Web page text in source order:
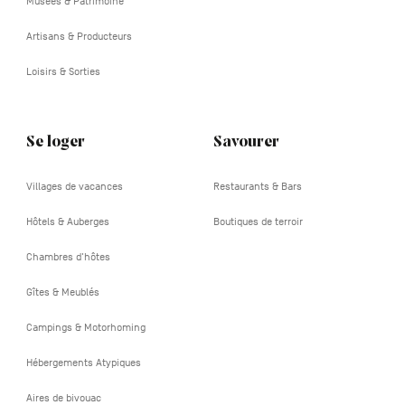
Artisans & Producteurs
Loisirs & Sorties
Se loger
Villages de vacances
Hôtels & Auberges
Chambres d'hôtes
Gîtes & Meublés
Campings & Motorhoming
Hébergements Atypiques
Aires de bivouac
Savourer
Restaurants & Bars
Boutiques de terroir